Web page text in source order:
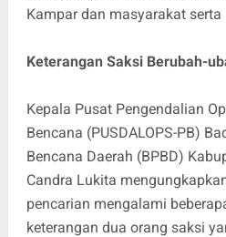
Kampar dan masyarakat
Keterangan Saksi Berubah-
Kepala Pusat Pengendalian
Bencana (PUSDALOPS-PB)
Bencana Daerah (BPBD)
Candra Lukita
pencarian mengalami
keterangan dua orang saksi